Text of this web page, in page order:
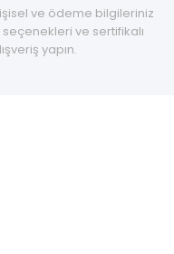
ve ödeme bilgileriniz
ve sertifikalı
yapın.